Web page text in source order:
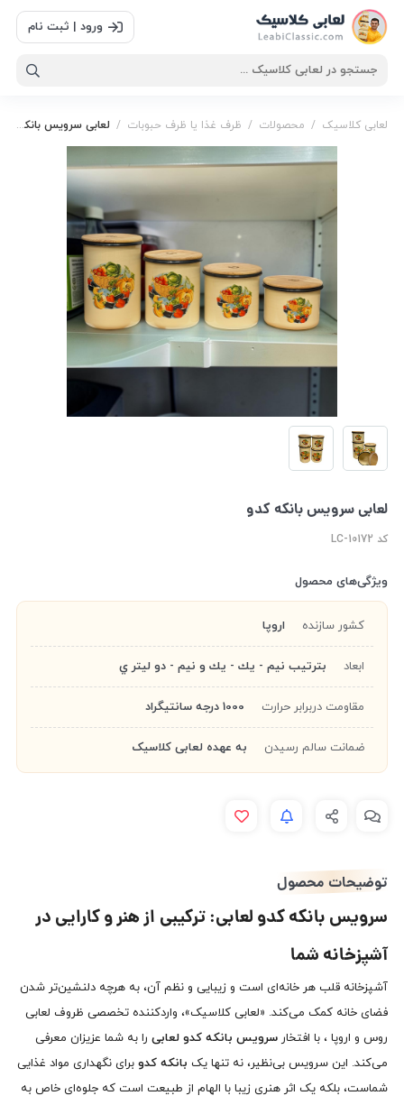
ورود | ثبت نام
لعابی کلاسیک / محصولات / ظرف غذا یا ظرف حبوبات / لعابی سرویس بانکه کدو
بانکه کدو,پاسماوری طرح کدو,جا ادویه ای,جا
,لعابی سرویس بانکه کدو,
لعابی سرویس بانکه کدو
کد LC-10172
ویژگی‌های محصول
کشور سازنده اروپا
ابعاد بترتيب نيم - يك - يك و نيم - دو ليتر ي
مقاومت دربرابر حرارت 1000 درجه سانتیگراد
ضمانت سالم رسیدن به عهده لعابی کلاسیک
توضیحات محصول
سرویس بانکه کدو لعابی: ترکیبی از هنر و کارایی در
آشپزخانه شما
آشپزخانه قلب هر خانه‌ای است و زیبایی و نظم آن، به هرچه دلنشین‌تر شدن
فضای خانه کمک می‌کند. «لعابی کلاسیک»، واردکننده تخصصی ظروف لعابی
روس و اروپا ، با افتخار سرویس بانکه کدو لعابی را به شما عزیزان معرفی
می‌کند. این سرویس بی‌نظیر، نه تنها یک بانکه کدو برای نگهداری مواد غذایی
شماست، بلکه یک اثر هنری زیبا با الهام از طبیعت است که جلوه‌ای خاص به